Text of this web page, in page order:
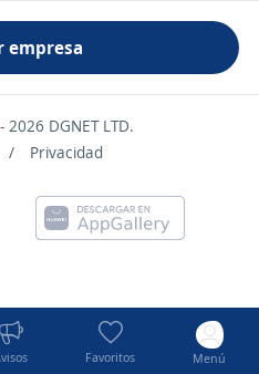
Favoritos Menú
empresa
DGNET LTD.
/ Privacidad